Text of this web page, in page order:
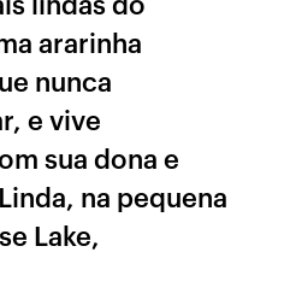
ararinha
nunca
e vive
sua dona e
na pequena
Lake,